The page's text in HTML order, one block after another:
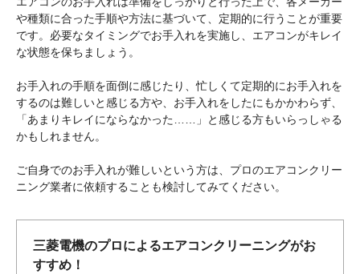
や種類に合った手順や方法に基づいて、定期的に行うことが重要
です。必要なタイミングでお手入れを実施し、エアコンがキレイ
な状態を保ちましょう。
お手入れの手順を面倒に感じたり、忙しくて定期的にお手入れを
するのは難しいと感じる方や、お手入れをしたにもかかわらず、
「あまりキレイにならなかった……」と感じる方もいらっしゃる
かもしれません。
ご自身でのお手入れが難しいという方は、プロのエアコンクリー
ニング業者に依頼することも検討してみてください。
三菱電機のプロによるエアコンクリーニングがお
すすめ！